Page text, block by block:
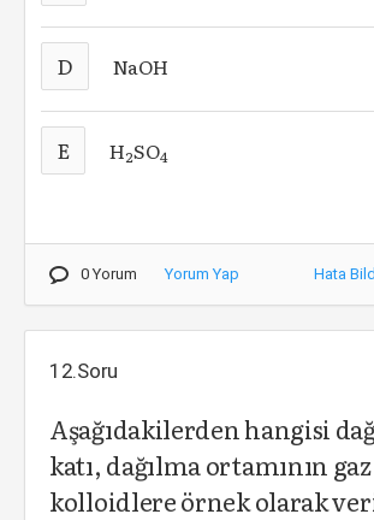
D NaOH
E H2SO4
0 Yorum Yorum Yap Hata
12.Soru
Aşağıdakilerden hangisi
katı, dağılma ortamının
kolloidlere örnek olarak